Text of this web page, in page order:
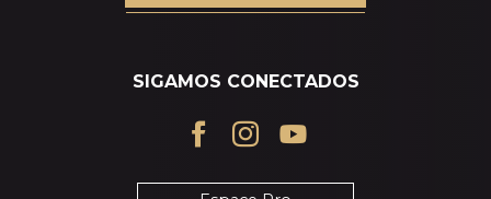
SIGAMOS CONECTADOS